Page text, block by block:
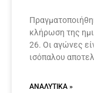
κλήρωση της
26. Οι αγώνες
ισόπαλου
ΑΝΑΛΥΤΙΚΆ »